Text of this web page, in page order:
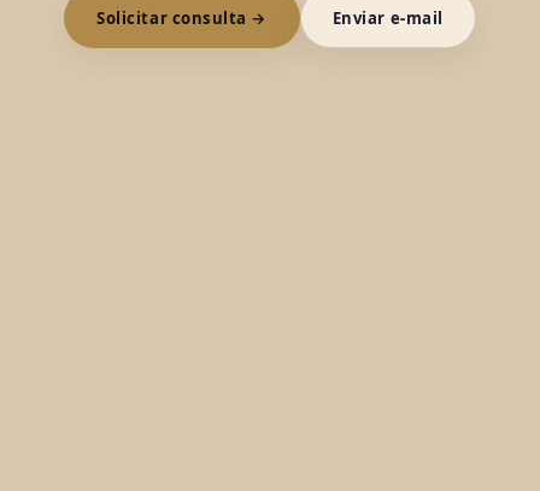
Solicitar consulta → Enviar e-mail